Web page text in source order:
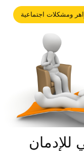
ومشكلات اجتماعية
للإدمان